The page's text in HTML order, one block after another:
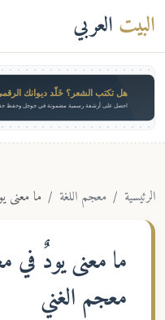
البيت العربي
هل تكتب الشعر؟ خَلّد ديوانك
احصل على أرشفة رسمية مضمونة في جوجل وحفظ
الرئيسية معجم اللغة ما معنى
ما معنىيودٌ في
معجم الغني